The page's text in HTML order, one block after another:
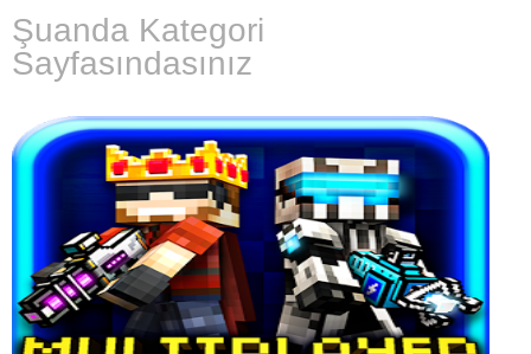
Şuanda Kategori
Sayfasındasınız